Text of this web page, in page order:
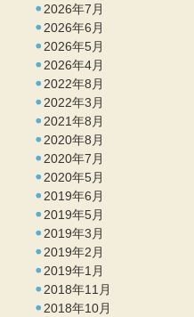
2026年7月
2026年6月
2026年5月
2026年4月
2022年8月
2022年3月
2021年8月
2020年8月
2020年7月
2020年5月
2019年6月
2019年5月
2019年3月
2019年2月
2019年1月
2018年11月
2018年10月